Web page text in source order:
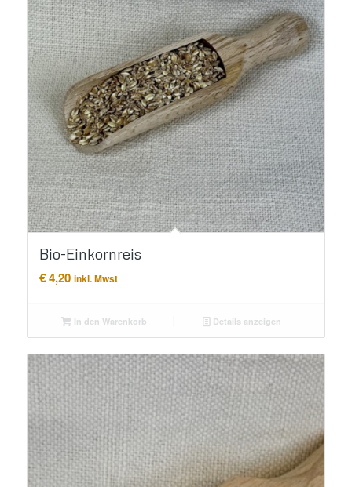
Bio-Einkornreis
€4,20 inkl. Mwst
In den Warenkorb Details anzeigen